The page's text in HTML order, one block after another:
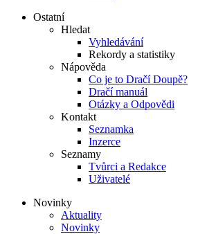
Ostatní
Hledat
Vyhledávání
Rekordy a statistiky
Nápověda
Co je to Dračí Doupě?
Dračí manuál
Otázky a Odpovědi
Kontakt
Seznamka
Inzerce
Seznamy
Tvůrci a Redakce
Uživatelé
Novinky
Aktuality
Novinky